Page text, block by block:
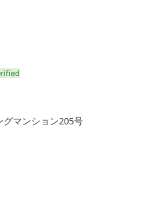
グマンション205号